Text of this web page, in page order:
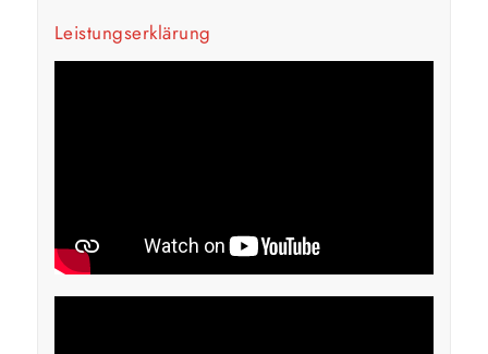
Leistungserklärung